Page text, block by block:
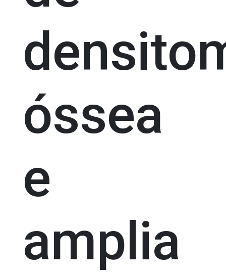
óssea
e
amplia